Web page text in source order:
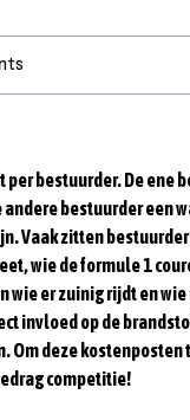
per bestuurder. De ene
bestuurder een
Vaak zitten
wie de formule 1
wie er zuinig rijdt en
invloed op de
Om deze
competitie!
het kilometerregistratie
om zuiniger